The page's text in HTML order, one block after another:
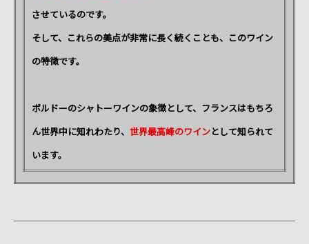
させているのです。
そして、これらの美点が非常に長く続くことも、このワイン
の特徴です。
ボルドーのシャトーワインの象徴として、フランスはもちろ
ん世界中に知れわたり、 世界最高峰のワインとして知られて
います。